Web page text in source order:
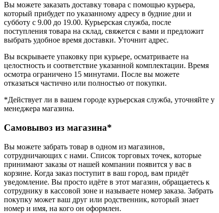
Вы можете заказать доставку товара с помощью курьера,
который прибудет по указанному адресу в будние дни и
субботу с 9.00 до 19.00. Курьерская служба, после
поступления товара на склад, свяжется с вами и предложит
выбрать удобное время доставки. Уточнит адрес.
Вы вскрываете упаковку при курьере, осматриваете на
целостность и соответствие указанной комплектации. Время
осмотра ограничено 15 минутами. После вы можете
отказаться частично или полностью от покупки.
*Действует ли в вашем городе курьерская служба, уточняйте у
менеджера магазина.
Самовывоз из магазина*
Вы можете забрать товар в одном из магазинов,
сотрудничающих с нами. Список торговых точек, которые
принимают заказы от нашей компании появится у вас в
корзине. Когда заказ поступит в ваш город, вам придёт
уведомление. Вы просто идёте в этот магазин, обращаетесь к
сотруднику в кассовой зоне и называете номер заказа. Забрать
покупку может ваш друг или родственник, который знает
номер и имя, на кого он оформлен.